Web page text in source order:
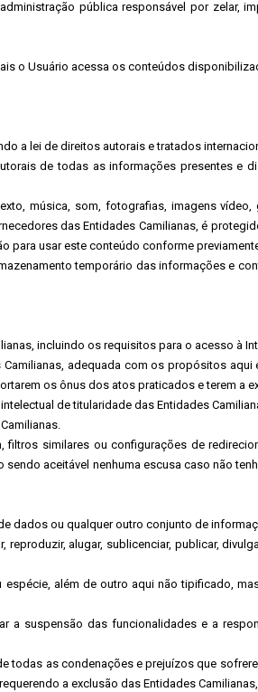
pública responsável por zelar,
o Usuário acessa os conteúdos
a lei de direitos autorais e tratados
de todas as informações presentes e
música, som, fotografias, imagens
das Entidades Camilianas, é
usar este conteúdo conforme
temporário das informações e
incluindo os requisitos para o acesso à
adequada com os propósitos
os ônus dos atos praticados e terem a
de titularidade das Entidades
similares ou configurações de
aceitável nenhuma escusa caso não
dados ou qualquer outro conjunto de
alugar, sublicenciar, publicar,
além de outro aqui não tipificado,
a suspensão das funcionalidades e a
todas as condenações e prejuízos que
a exclusão das Entidades